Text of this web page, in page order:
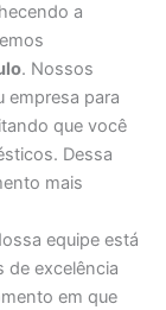
a
. Nossos
empresa para
que você
Dessa
mais
equipe está
de excelência
em que